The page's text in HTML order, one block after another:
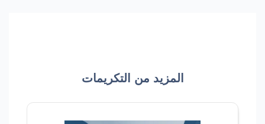
المزيد من التكريمات